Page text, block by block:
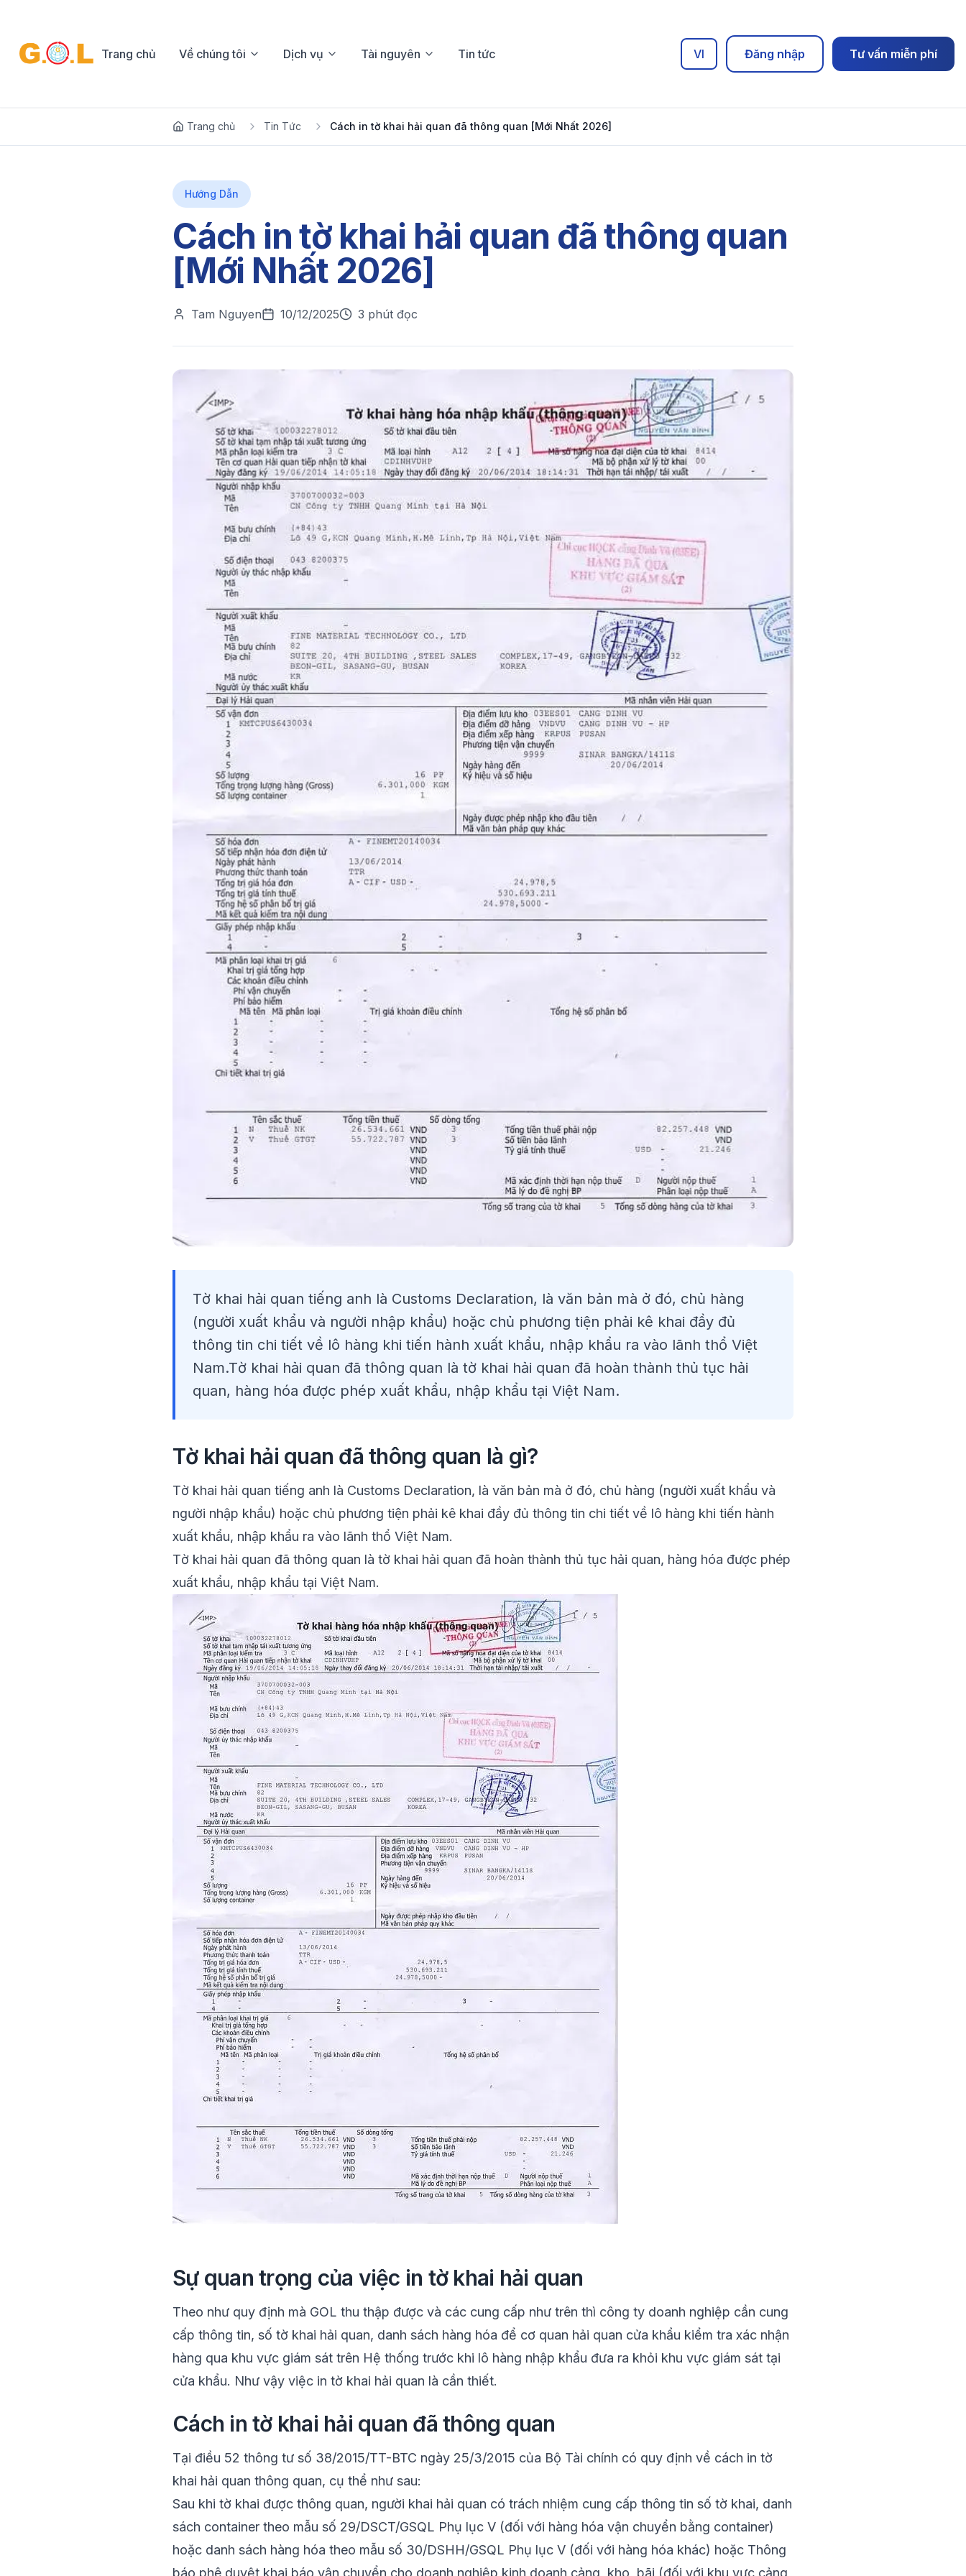
Trang chủ Về chúng tôi Dịch vụ Tài nguyên Tin tức VI Đăng nhập Tư vấn miễn phí
Trang chủ Tin Tức Cách in tờ khai hải quan đã thông quan [Mới Nhất 2026]
Hướng Dẫn
Cách in tờ khai hải quan đã thông quan
[Mới Nhất 2026]
Tam Nguyen 10/12/2025 3 phút đọc
Tờ khai hải quan tiếng anh là Customs Declaration, là văn bản mà ở đó, chủ hàng
(người xuất khẩu và người nhập khẩu) hoặc chủ phương tiện phải kê khai đầy đủ
thông tin chi tiết về lô hàng khi tiến hành xuất khẩu, nhập khẩu ra vào lãnh thổ Việt
Nam.Tờ khai hải quan đã thông quan là tờ khai hải quan đã hoàn thành thủ tục hải
quan, hàng hóa được phép xuất khẩu, nhập khẩu tại Việt Nam.
Tờ khai hải quan đã thông quan là gì?
Tờ khai hải quan tiếng anh là Customs Declaration, là văn bản mà ở đó, chủ hàng (người xuất khẩu và
người nhập khẩu) hoặc chủ phương tiện phải kê khai đầy đủ thông tin chi tiết về lô hàng khi tiến hành
xuất khẩu, nhập khẩu ra vào lãnh thổ Việt Nam.
Tờ khai hải quan đã thông quan là tờ khai hải quan đã hoàn thành thủ tục hải quan, hàng hóa được phép
xuất khẩu, nhập khẩu tại Việt Nam.
Sự quan trọng của việc in tờ khai hải quan
Theo như quy định mà GOL thu thập được và các cung cấp như trên thì công ty doanh nghiệp cần cung
cấp thông tin, số tờ khai hải quan, danh sách hàng hóa để cơ quan hải quan cửa khẩu kiểm tra xác nhận
hàng qua khu vực giám sát trên Hệ thống trước khi lô hàng nhập khẩu đưa ra khỏi khu vực giám sát tại
cửa khẩu. Như vậy việc in tờ khai hải quan là cần thiết.
Cách in tờ khai hải quan đã thông quan
Tại điều 52 thông tư số 38/2015/TT-BTC ngày 25/3/2015 của Bộ Tài chính có quy định về cách in tờ
khai hải quan thông quan, cụ thể như sau:
Sau khi tờ khai được thông quan, người khai hải quan có trách nhiệm cung cấp thông tin số tờ khai, danh
sách container theo mẫu số 29/DSCT/GSQL Phụ lục V (đối với hàng hóa vận chuyển bằng container)
hoặc danh sách hàng hóa theo mẫu số 30/DSHH/GSQL Phụ lục V (đối với hàng hóa khác) hoặc Thông
báo phê duyệt khai báo vận chuyển cho doanh nghiệp kinh doanh cảng, kho, bãi (đối với khu vực cảng